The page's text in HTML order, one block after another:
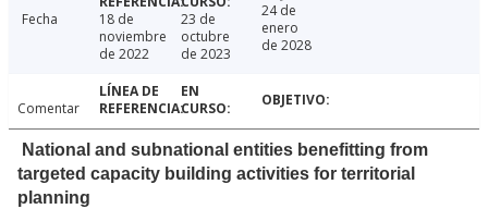
Fecha
18 de
noviembre
de 2022
23 de
octubre
de 2023
24 de
enero
de 2028
Comentar
National and subnational entities benefitting from
targeted capacity building activities for territorial
planning